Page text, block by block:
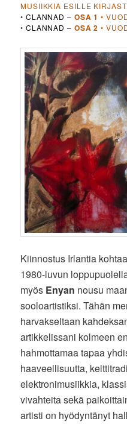
MUSIIKKIA ESILLE
• CLANNAD – OSA 1 •
• CLANNAD – OSA 2 •
Kiinnostus Irlantia
1980-luvun
myös Enyan nousu
sooloartistiksi. Tähän
harvakseltaan
artikkelissani kolmeen
hahmottamaa tapaa
haaveellisuutta,
elektronimusiikkia,
vivahteita sekä
artisti on hyödyntänyt